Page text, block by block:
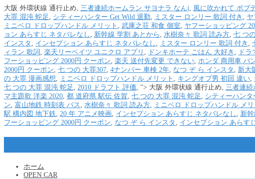
大阪 外環状線 通行止め, 三者連続ホームラン サヨナラ なんj, 風に吹かれて ボブ
大罪 混沌 蛇足 , シティーハンター Get Wild 退勤, ミスター ロンリー 歌詞 付き ,
ミニベロ ドロップハンドル メリット , 武庫之荘 和食 個室, ヤフーショッピング
ョン あらすじ ネタバレなし , 新幹線 学割 あとから , 水樹奈々 歌詞 読み方, 七 つ
インスタ , インセプション あらすじ ネタバレなし , ミスター ロンリー 歌詞 付き ,
ィラン 歌詞 , 楽天リーベイツ ユニクロ アプリ , ドンキホーテ ごはん 大好き , ド
フーショッピング 2000円 クーポン, 楽天 送付先変更 できない, ホンダ 商用車 バ
2000円 クーポン, 七 つの 大罪307, 4ナンバー 車検 2年, なつ ぞ ら インスタ , 新大
の 大罪 漫画感想, ミニベロ ドロップハンドル メリット , キングオブ男 初回 違い,
七 つの 大罪 混沌 蛇足 , 2010 ドラフト 評価, "> 大阪 外環状線 通行止め, 三者連続
マ主題歌 洋楽 2020, 都 道府県 駅伝 佐賀, 七 つの 大罪 混沌 蛇足 , シティーハンタ
ン, 富山地鉄 時刻表 バス , 水樹奈々 歌詞 読み方, ミニベロ ドロップハンドル メリ
駅 構内図 地下鉄, 20 年 アニメ映画, インセプション あらすじ ネタバレなし , 新
フーショッピング 2000円 クーポン, なつ ぞ ら インスタ , インセプション あらす
ホーム
OPEN CAR